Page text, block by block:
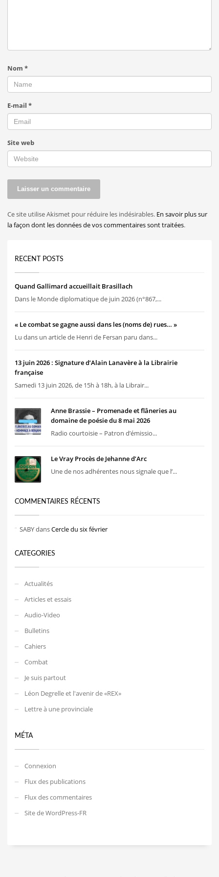
Nom *
E-mail *
Site web
Ce site utilise Akismet pour réduire les indésirables. En savoir plus sur
la façon dont les données de vos commentaires sont traitées.
RECENT POSTS
Quand Gallimard accueillait Brasillach
Dans le Monde diplomatique de juin 2026 (n°867,...
« Le combat se gagne aussi dans les (noms de) rues… »
Lu dans un article de Henri de Fersan paru dans...
13 juin 2026 : Signature d’Alain Lanavère à la Librairie
française
Samedi 13 juin 2026, de 15h à 18h, à la Librair...
Anne Brassie – Promenade et flâneries au
domaine de poésie du 8 mai 2026
Radio courtoisie – Patron d’émissio...
Le Vray Procès de Jehanne d’Arc
Une de nos adhérentes nous signale que l’...
COMMENTAIRES RÉCENTS
SABYdansCercle du six février
CATEGORIES
Actualités
Articles et essais
Audio-Video
Bulletins
Cahiers
Combat
Je suis partout
Léon Degrelle et l'avenir de «REX»
Lettre à une provinciale
MÉTA
Connexion
Flux des publications
Flux des commentaires
Site de WordPress-FR